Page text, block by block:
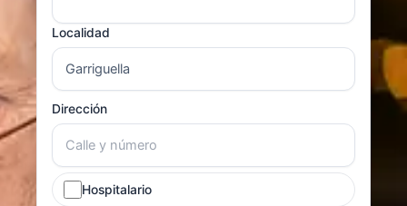
Localidad
Dirección
Hospitalario